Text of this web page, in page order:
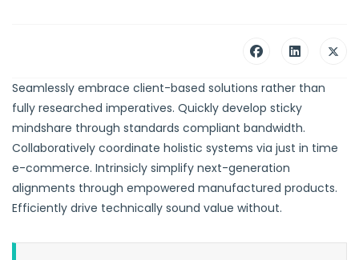
Seamlessly embrace client-based solutions rather than
fully researched imperatives. Quickly develop sticky
mindshare through standards compliant bandwidth.
Collaboratively coordinate holistic systems via just in time
e-commerce. Intrinsicly simplify next-generation
alignments through empowered manufactured products.
Efficiently drive technically sound value without.